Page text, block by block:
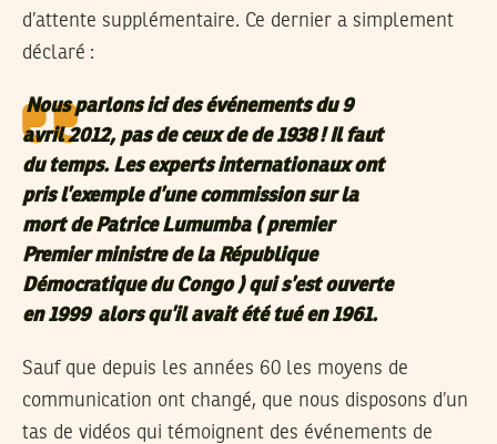
d’attente supplémentaire. Ce dernier a simplement
déclaré :
Nous parlons ici des événements du 9
avril 2012, pas de ceux de de 1938 ! Il faut
du temps. Les experts internationaux ont
pris l’exemple d’une commission sur la
mort de Patrice Lumumba( premier
Premier ministre de la République
Démocratique du Congo )qui s’est ouverte
en 1999alors qu’il avait été tué en 1961.
Sauf que depuis les années 60 les moyens de
communication ont changé, que nous disposons d’un
tas de vidéos qui témoignent des événements de